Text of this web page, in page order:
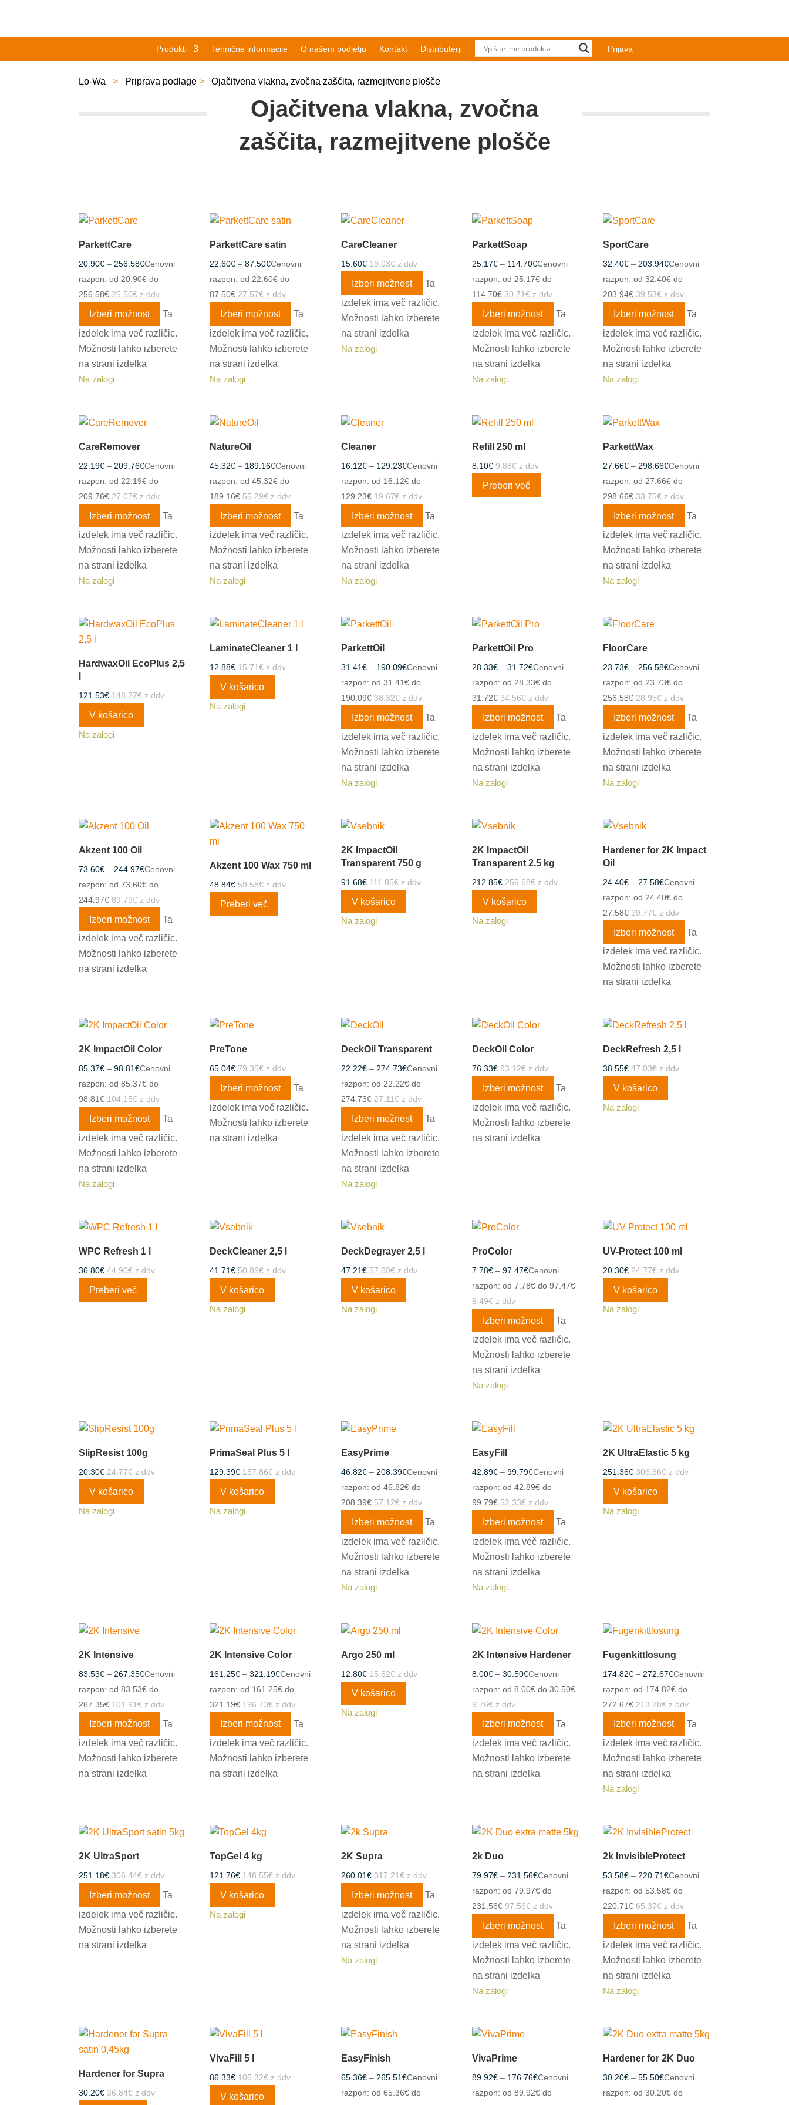
Produkti Tehnične informacije O našem podjetju Kontakt Distributerji Prijava
Lo-Wa > Priprava podlage > Ojačitvena vlakna, zvočna zaščita, razmejitvene plošče
Ojačitvena vlakna, zvočna
zaščita, razmejitvene plošče
ParkettCare
20.90€ – 256.58€Cenovni
razpon: od 20.90€ do
256.58€ 25.50€ z ddv
Izberi možnost
Ta
izdelek ima več različic.
Možnosti lahko izberete
na strani izdelka
Na zalogi
ParkettCare satin
22.60€ – 87.50€Cenovni
razpon: od 22.60€ do
87.50€ 27.57€ z ddv
Izberi možnost
Ta
izdelek ima več različic.
Možnosti lahko izberete
na strani izdelka
Na zalogi
CareCleaner
15.60€ 19.03€z ddv
Izberi možnost
Ta
izdelek ima več različic.
Možnosti lahko izberete
na strani izdelka
Na zalogi
ParkettSoap
25.17€ – 114.70€Cenovni
razpon: od 25.17€ do
114.70€ 30.71€z ddv
Izberi možnost
Ta
izdelek ima več različic.
Možnosti lahko izberete
na strani izdelka
Na zalogi
SportCare
32.40€ – 203.94€Cenovni
razpon: od 32.40€ do
203.94€ 39.53€z ddv
Izberi možnost
Ta
izdelek ima več različic.
Možnosti lahko izberete
na strani izdelka
Na zalogi
CareRemover
22.19€ – 209.76€Cenovni
razpon: od 22.19€ do
209.76€ 27.07€ z ddv
Izberi možnost
Ta
izdelek ima več različic.
Možnosti lahko izberete
na strani izdelka
Na zalogi
NatureOil
45.32€ – 189.16€Cenovni
razpon: od 45.32€ do
189.16€ 55.29€ z ddv
Izberi možnost
Ta
izdelek ima več različic.
Možnosti lahko izberete
na strani izdelka
Na zalogi
Cleaner
16.12€ – 129.23€Cenovni
razpon: od 16.12€ do
129.23€ 19.67€z ddv
Izberi možnost
Ta
izdelek ima več različic.
Možnosti lahko izberete
na strani izdelka
Na zalogi
Refill 250 ml
8.10€ 9.88€z ddv
Preberi več
ParkettWax
27.66€ – 298.66€Cenovni
razpon: od 27.66€ do
298.66€ 33.75€z ddv
Izberi možnost
Ta
izdelek ima več različic.
Možnosti lahko izberete
na strani izdelka
Na zalogi
HardwaxOil EcoPlus 2,5
121.53€ 148.27€ z ddv
V košarico
Na zalogi
LaminateCleaner 1 l
12.88€ 15.71€ z ddv
V košarico
Na zalogi
ParkettOil
31.41€ – 190.09€Cenovni
razpon: od 31.41€ do
190.09€ 38.32€z ddv
Izberi možnost
Ta
izdelek ima več različic.
Možnosti lahko izberete
na strani izdelka
Na zalogi
ParkettOil Pro
28.33€ – 31.72€Cenovni
razpon: od 28.33€ do
31.72€ 34.56€z ddv
Izberi možnost
Ta
izdelek ima več različic.
Možnosti lahko izberete
na strani izdelka
Na zalogi
FloorCare
23.73€ – 256.58€Cenovni
razpon: od 23.73€ do
256.58€ 28.95€z ddv
Izberi možnost
Ta
izdelek ima več različic.
Možnosti lahko izberete
na strani izdelka
Na zalogi
Akzent 100 Oil
73.60€ – 244.97€Cenovni
razpon: od 73.60€ do
244.97€ 89.79€ z ddv
Izberi možnost
Ta
izdelek ima več različic.
Možnosti lahko izberete
na strani izdelka
Akzent 100 Wax 750 ml
48.84€ 59.58€ z ddv
Preberi več
2K ImpactOil
Transparent 750 g
91.68€ 111.85€z ddv
V košarico
Na zalogi
2K ImpactOil
Transparent 2,5 kg
212.85€ 259.68€z ddv
V košarico
Na zalogi
Hardener for 2K Impact
Oil
24.40€ – 27.58€Cenovni
razpon: od 24.40€ do
27.58€ 29.77€z ddv
Izberi možnost
Ta
izdelek ima več različic.
Možnosti lahko izberete
na strani izdelka
2K ImpactOil Color
85.37€ – 98.81€Cenovni
razpon: od 85.37€ do
98.81€ 104.15€ z ddv
Izberi možnost
Ta
izdelek ima več različic.
Možnosti lahko izberete
na strani izdelka
Na zalogi
PreTone
65.04€ 79.35€ z ddv
Izberi možnost
Ta
izdelek ima več različic.
Možnosti lahko izberete
na strani izdelka
DeckOil Transparent
22.22€ – 274.73€Cenovni
razpon: od 22.22€ do
274.73€ 27.11€z ddv
Izberi možnost
Ta
izdelek ima več različic.
Možnosti lahko izberete
na strani izdelka
Na zalogi
DeckOil Color
76.33€ 93.12€z ddv
Izberi možnost
Ta
izdelek ima več različic.
Možnosti lahko izberete
na strani izdelka
DeckRefresh 2,5 l
38.55€ 47.03€z ddv
V košarico
Na zalogi
WPC Refresh 1 l
36.80€ 44.90€ z ddv
Preberi več
DeckCleaner 2,5 l
41.71€ 50.89€ z ddv
V košarico
Na zalogi
DeckDegrayer 2,5 l
47.21€ 57.60€z ddv
V košarico
Na zalogi
ProColor
7.78€ – 97.47€Cenovni
razpon: od 7.78€ do 97.47€
9.49€z ddv
Izberi možnost
Ta
izdelek ima več različic.
Možnosti lahko izberete
na strani izdelka
Na zalogi
UV-Protect 100 ml
20.30€ 24.77€z ddv
V košarico
Na zalogi
SlipResist 100g
20.30€ 24.77€ z ddv
V košarico
Na zalogi
PrimaSeal Plus 5 l
129.39€ 157.86€ z ddv
V košarico
Na zalogi
EasyPrime
46.82€ – 208.39€Cenovni
razpon: od 46.82€ do
208.39€ 57.12€z ddv
Izberi možnost
Ta
izdelek ima več različic.
Možnosti lahko izberete
na strani izdelka
Na zalogi
EasyFill
42.89€ – 99.79€Cenovni
razpon: od 42.89€ do
99.79€ 52.33€z ddv
Izberi možnost
Ta
izdelek ima več različic.
Možnosti lahko izberete
na strani izdelka
Na zalogi
2K UltraElastic 5 kg
251.36€ 306.66€z ddv
V košarico
Na zalogi
2K Intensive
83.53€ – 267.35€Cenovni
razpon: od 83.53€ do
267.35€ 101.91€ z ddv
Izberi možnost
Ta
izdelek ima več različic.
Možnosti lahko izberete
na strani izdelka
2K Intensive Color
161.25€ – 321.19€Cenovni
razpon: od 161.25€ do
321.19€ 196.73€ z ddv
Izberi možnost
Ta
izdelek ima več različic.
Možnosti lahko izberete
na strani izdelka
Argo 250 ml
12.80€ 15.62€z ddv
V košarico
Na zalogi
2K Intensive Hardener
8.00€ – 30.50€Cenovni
razpon: od 8.00€ do 30.50€
9.76€z ddv
Izberi možnost
Ta
izdelek ima več različic.
Možnosti lahko izberete
na strani izdelka
Fugenkittlosung
174.82€ – 272.67€Cenovni
razpon: od 174.82€ do
272.67€ 213.28€z ddv
Izberi možnost
Ta
izdelek ima več različic.
Možnosti lahko izberete
na strani izdelka
Na zalogi
2K UltraSport
251.18€ 306.44€ z ddv
Izberi možnost
Ta
izdelek ima več različic.
Možnosti lahko izberete
na strani izdelka
TopGel 4 kg
121.76€ 148.55€ z ddv
V košarico
Na zalogi
2K Supra
260.01€ 317.21€z ddv
Izberi možnost
Ta
izdelek ima več različic.
Možnosti lahko izberete
na strani izdelka
Na zalogi
2k Duo
79.97€ – 231.56€Cenovni
razpon: od 79.97€ do
231.56€ 97.56€z ddv
Izberi možnost
Ta
izdelek ima več različic.
Možnosti lahko izberete
na strani izdelka
Na zalogi
2k InvisibleProtect
53.58€ – 220.71€Cenovni
razpon: od 53.58€ do
220.71€ 65.37€z ddv
Izberi možnost
Ta
izdelek ima več različic.
Možnosti lahko izberete
na strani izdelka
Na zalogi
Hardener for Supra
30.20€ 36.84€ z ddv
VivaFill 5 l
86.33€ 105.32€ z ddv
V košarico
EasyFinish
65.36€ – 265.51€Cenovni
razpon: od 65.36€ do
VivaPrime
89.92€ – 176.76€Cenovni
razpon: od 89.92€ do
Hardener for 2K Duo
30.20€ – 55.50€Cenovni
razpon: od 30.20€ do